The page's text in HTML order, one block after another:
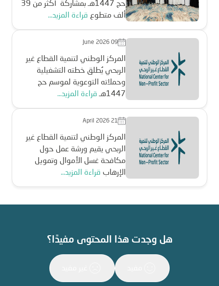
حج 1447هـ بمشاركة أكثر من 39
ألف متطوع قراءة المزيد...
June 2026 09
المركز الوطني لتنمية القطاع غير
الربحي يُطلق خطته التشغيلية
وحملاته التوعوية لموسم حج
1447هـ
قراءة المزيد...
April 2026 21
المركز الوطني لتنمية القطاع غير
الربحي يقيم ورشة عمل حول
مكافحة غسل الأموال وتمويل
الإرهاب قراءة المزيد...
هل وجدت هذا المحتوى مفيدًا؟